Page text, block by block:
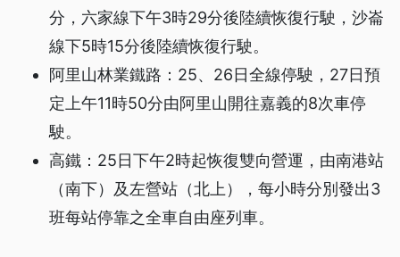
分，六家線下午3時29分後陸續恢復行駛，沙崙
線下5時15分後陸續恢復行駛。
阿里山林業鐵路：25、26日全線停駛，27日預
定上午11時50分由阿里山開往嘉義的8次車停
駛。
高鐵：25日下午2時起恢復雙向營運，由南港站
（南下）及左營站（北上），每小時分別發出3
班每站停靠之全車自由座列車。